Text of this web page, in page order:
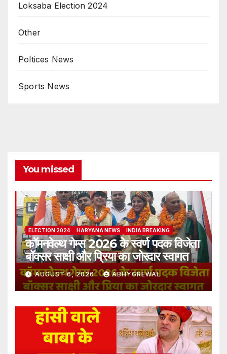
Loksaba Election 2024
Other
Poltices News
Sports News
You missed
ELECTION 2024 HARYANA NEWS INDIA BREAKING
कॉमनवेल्थ गेम्स 2026 के स्वर्ण पदक विजेता
बॉक्सर साक्षी और प्रिया का जोरदार स्वागत
AUGUST 6, 2026 ABHYGREWAL